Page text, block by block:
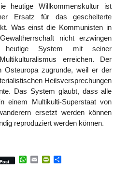
heutige Willkommenskultur ist
Ersatz für das gescheiterte
Was einst die Kommunisten in
nicht erzwingen
System mit seiner
erreichen. Der
Osteuropa zugrunde, weil er der
Heilsversprechungen
Das System glaubt, dass alle
einem Multikulti-Superstaat von
ersetzt werden können
reproduziert werden können.
Post WhatsApp
EmailPrintFriendly
Share